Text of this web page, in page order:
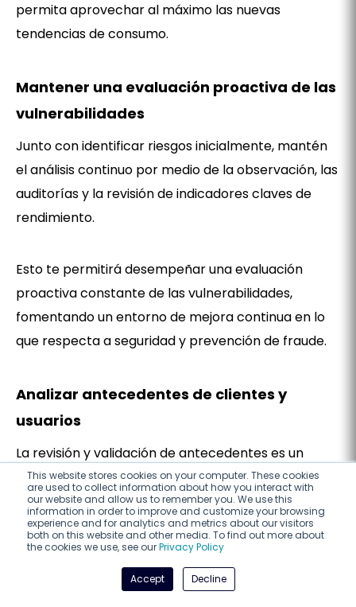
This website stores cookies on your computer. These cookies
are used to collect information about how you interact with
our website and allow us to remember you. We use this
information in order to improve and customize your browsing
experience and for analytics and metrics about our visitors
both on this website and other media. To find out more about
the cookies we use, see ourPrivacy Policy
Accept Decline
permita aprovechar al máximo las nuevas
tendencias de consumo.
Mantener una evaluación proactiva de las
vulnerabilidades
Junto con identificar riesgos inicialmente, mantén
el análisis continuo por medio de la observación, las
auditorías y la revisión de indicadores claves de
rendimiento.
Esto te permitirá desempeñar una evaluación
proactiva constante de las vulnerabilidades,
fomentando un entorno de mejora continua en lo
que respecta a seguridad y prevención de fraude.
Analizar antecedentes de clientes y
usuarios
La revisión y validación de antecedentes es un
aliado clásico de la prevención de fraude que sigue
siendo esencial en este proceso de
transformación digital.
Hoy, existen plataformas, sitios web y soluciones de